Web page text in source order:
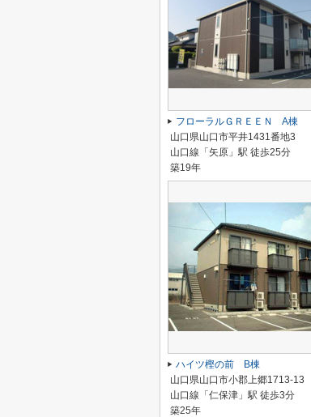
フローラルＧＲＥＥＮ A棟
山口県山口市平井1431番地3
山口線「矢原」駅 徒歩25分
築19年
ハイツ樫の前 B棟
山口県山口市小郡上郷1713-13
山口線「仁保津」駅 徒歩3分
築25年